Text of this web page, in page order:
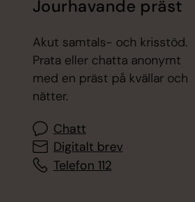
Jourhavande präst
Akut samtals- och krisstöd.
Prata eller chatta anonymt
med en präst på kvällar och
nätter.
Chatt
Digitalt brev
Telefon 112